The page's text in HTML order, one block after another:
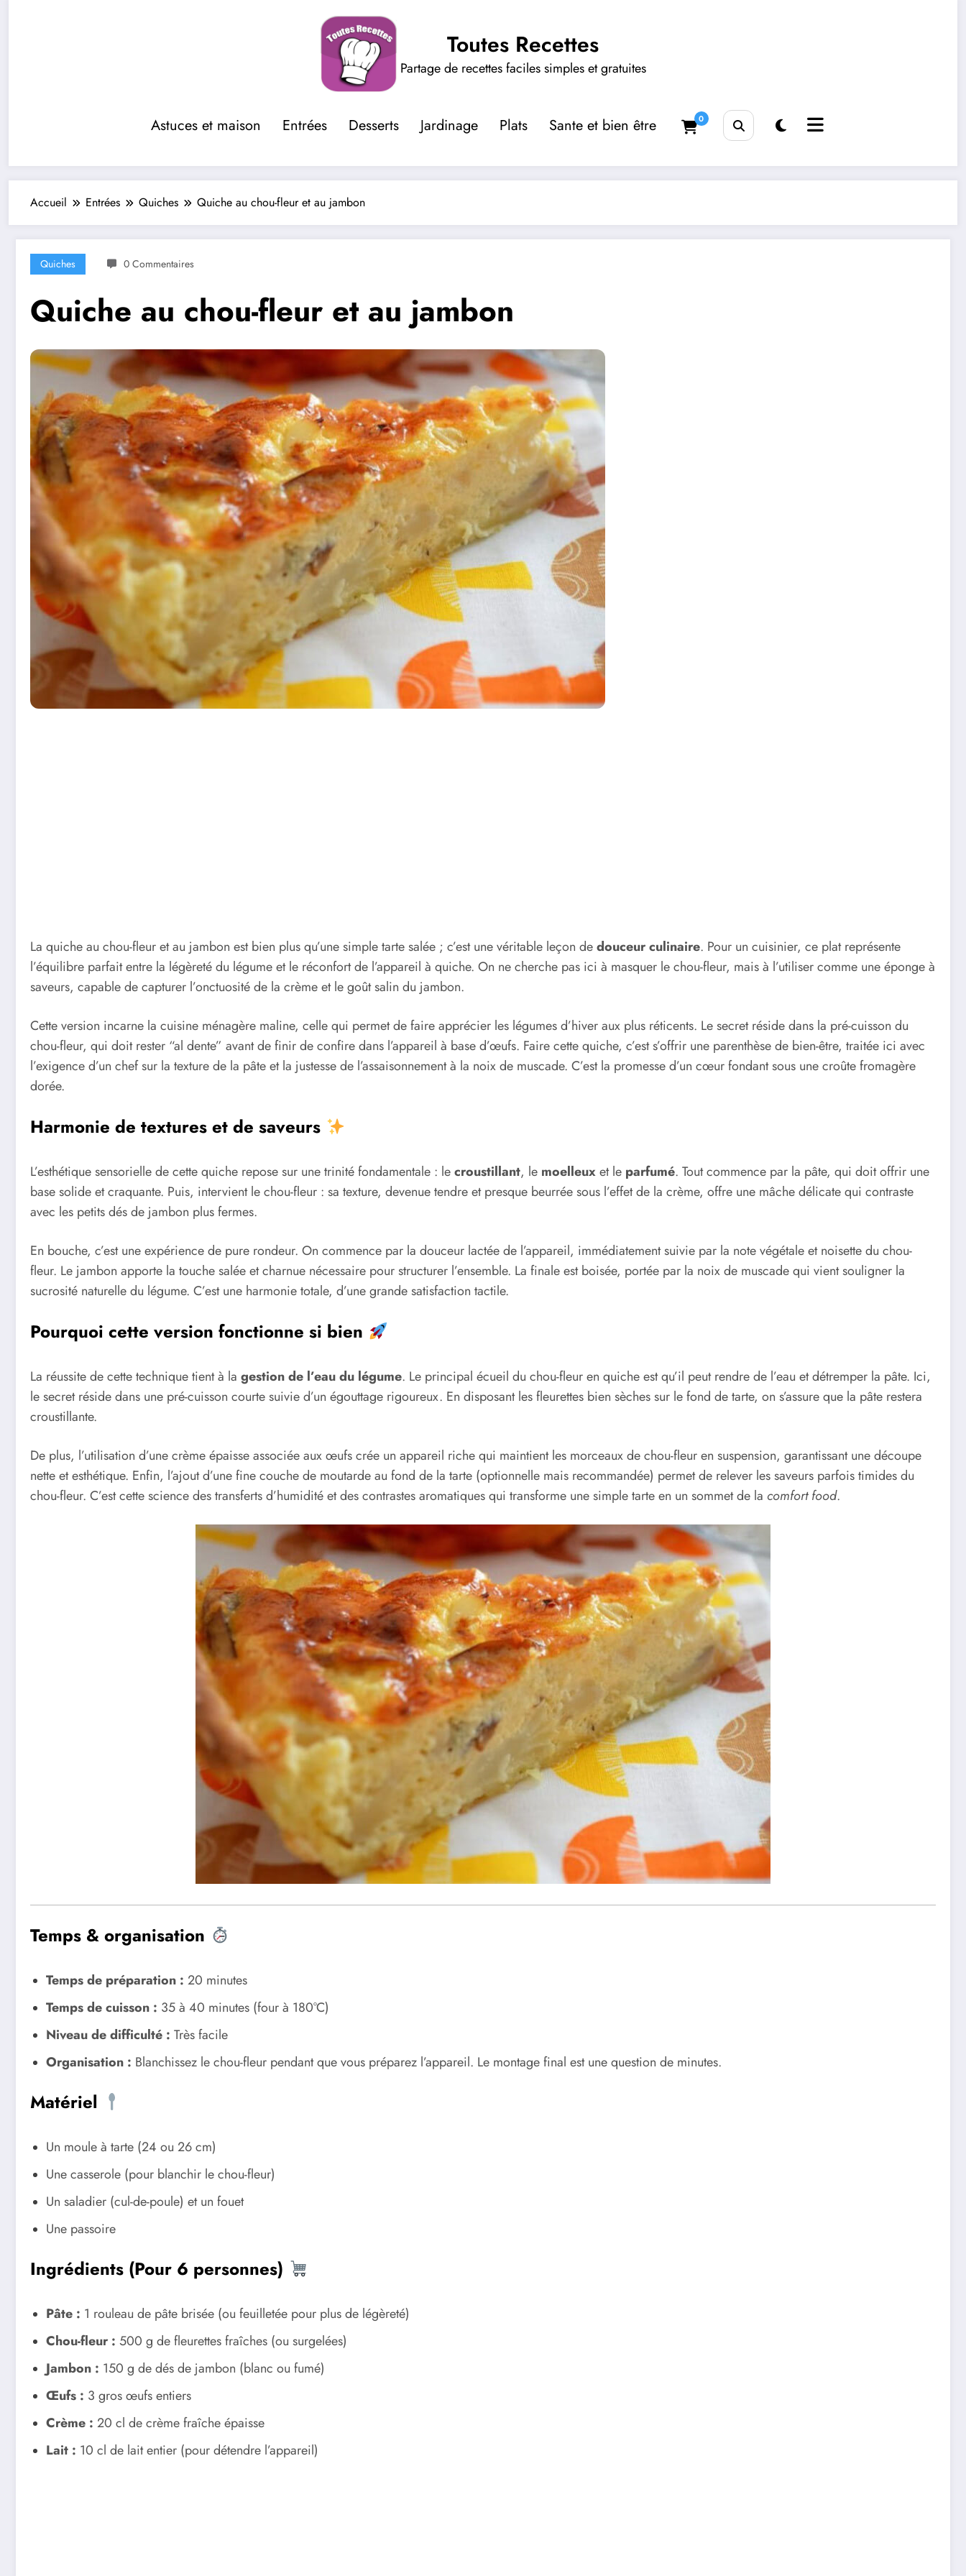
Toutes Recettes
Partage de recettes faciles simples et gratuites
Astuces et maison Entrées Desserts Jardinage Plats Sante et bien être 0
Accueil Entrées Quiches Quiche au chou-fleur et au jambon
Quiches 0 Commentaires
Quiche au chou-fleur et au jambon
La quiche au chou-fleur et au jambon est bien plus qu’une simple tarte salée ; c’est une véritable leçon dedouceur culinaire. Pour un cuisinier, ce plat représente
l’équilibre parfait entre la légèreté du légume et le réconfort de l’appareil à quiche. On ne cherche pas ici à masquer le chou-fleur, mais à l’utiliser comme une éponge à
saveurs, capable de capturer l’onctuosité de la crème et le goût salin du jambon.
Cette version incarne la cuisine ménagère maline, celle qui permet de faire apprécier les légumes d’hiver aux plus réticents. Le secret réside dans la pré-cuisson du
chou-fleur, qui doit rester “al dente” avant de finir de confire dans l’appareil à base d’œufs. Faire cette quiche, c’est s’offrir une parenthèse de bien-être, traitée ici avec
l’exigence d’un chef sur la texture de la pâte et la justesse de l’assaisonnement à la noix de muscade. C’est la promesse d’un cœur fondant sous une croûte fromagère
dorée.
Harmonie de textures et de saveurs
L’esthétique sensorielle de cette quiche repose sur une trinité fondamentale : lecroustillant, le moelleuxet le parfumé. Tout commence par la pâte, qui doit offrir une
base solide et craquante. Puis, intervient le chou-fleur : sa texture, devenue tendre et presque beurrée sous l’effet de la crème, offre une mâche délicate qui contraste
avec les petits dés de jambon plus fermes.
En bouche, c’est une expérience de pure rondeur. On commence par la douceur lactée de l’appareil, immédiatement suivie par la note végétale et noisette du chou-
fleur. Le jambon apporte la touche salée et charnue nécessaire pour structurer l’ensemble. La finale est boisée, portée par la noix de muscade qui vient souligner la
sucrosité naturelle du légume. C’est une harmonie totale, d’une grande satisfaction tactile.
Pourquoi cette version fonctionne si bien
La réussite de cette technique tient à la gestion de l’eau du légume. Le principal écueil du chou-fleur en quiche est qu’il peut rendre de l’eau et détremper la pâte. Ici,
le secret réside dans une pré-cuisson courte suivie d’un égouttage rigoureux. En disposant les fleurettes bien sèches sur le fond de tarte, on s’assure que la pâte restera
croustillante.
De plus, l’utilisation d’une crème épaisse associée aux œufs crée un appareil riche qui maintient les morceaux de chou-fleur en suspension, garantissant une découpe
nette et esthétique. Enfin, l’ajout d’une fine couche de moutarde au fond de la tarte (optionnelle mais recommandée) permet de relever les saveurs parfois timides du
chou-fleur. C’est cette science des transferts d’humidité et des contrastes aromatiques qui transforme une simple tarte en un sommet de la comfort food.
Temps & organisation
Temps de préparation : 20 minutes
Temps de cuisson : 35 à 40 minutes (four à 180°C)
Niveau de difficulté : Très facile
Organisation : Blanchissez le chou-fleur pendant que vous préparez l’appareil. Le montage final est une question de minutes.
Matériel
Un moule à tarte (24 ou 26 cm)
Une casserole (pour blanchir le chou-fleur)
Un saladier (cul-de-poule) et un fouet
Une passoire
Ingrédients (Pour 6 personnes)
Pâte : 1 rouleau de pâte brisée (ou feuilletée pour plus de légèreté)
Chou-fleur : 500 g de fleurettes fraîches (ou surgelées)
Jambon : 150 g de dés de jambon (blanc ou fumé)
Œufs : 3 gros œufs entiers
Crème : 20 cl de crème fraîche épaisse
Lait : 10 cl de lait entier (pour détendre l’appareil)